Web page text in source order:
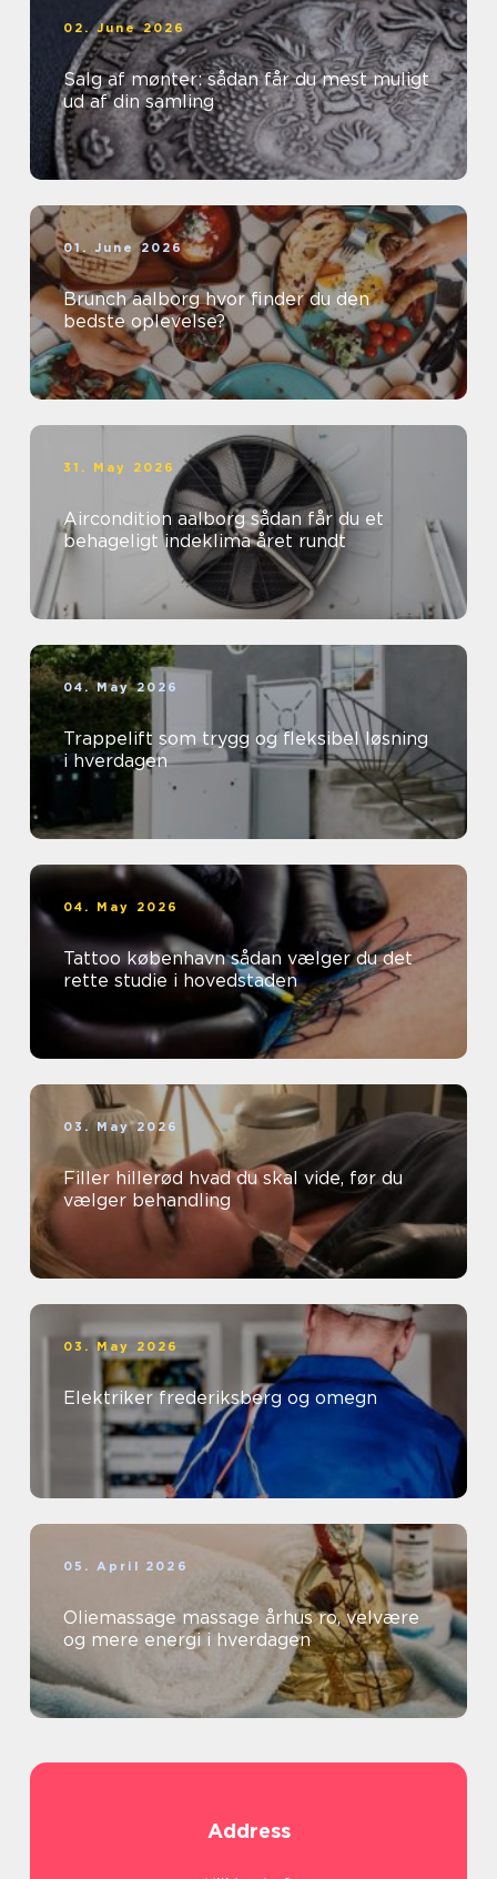
02. June 2026
Salg af mønter: sådan får du mest muligt
ud af din samling
01. June 2026
Brunch aalborg hvor finder du den
bedste oplevelse?
31. May 2026
Aircondition aalborg sådan får du et
behageligt indeklima året rundt
04. May 2026
Trappelift som trygg og fleksibel løsning
i hverdagen
04. May 2026
Tattoo københavn sådan vælger du det
rette studie i hovedstaden
03. May 2026
Filler hillerød hvad du skal vide, før du
vælger behandling
03. May 2026
Elektriker frederiksberg og omegn
05. April 2026
Oliemassage massage århus ro, velvære
og mere energi i hverdagen
Address